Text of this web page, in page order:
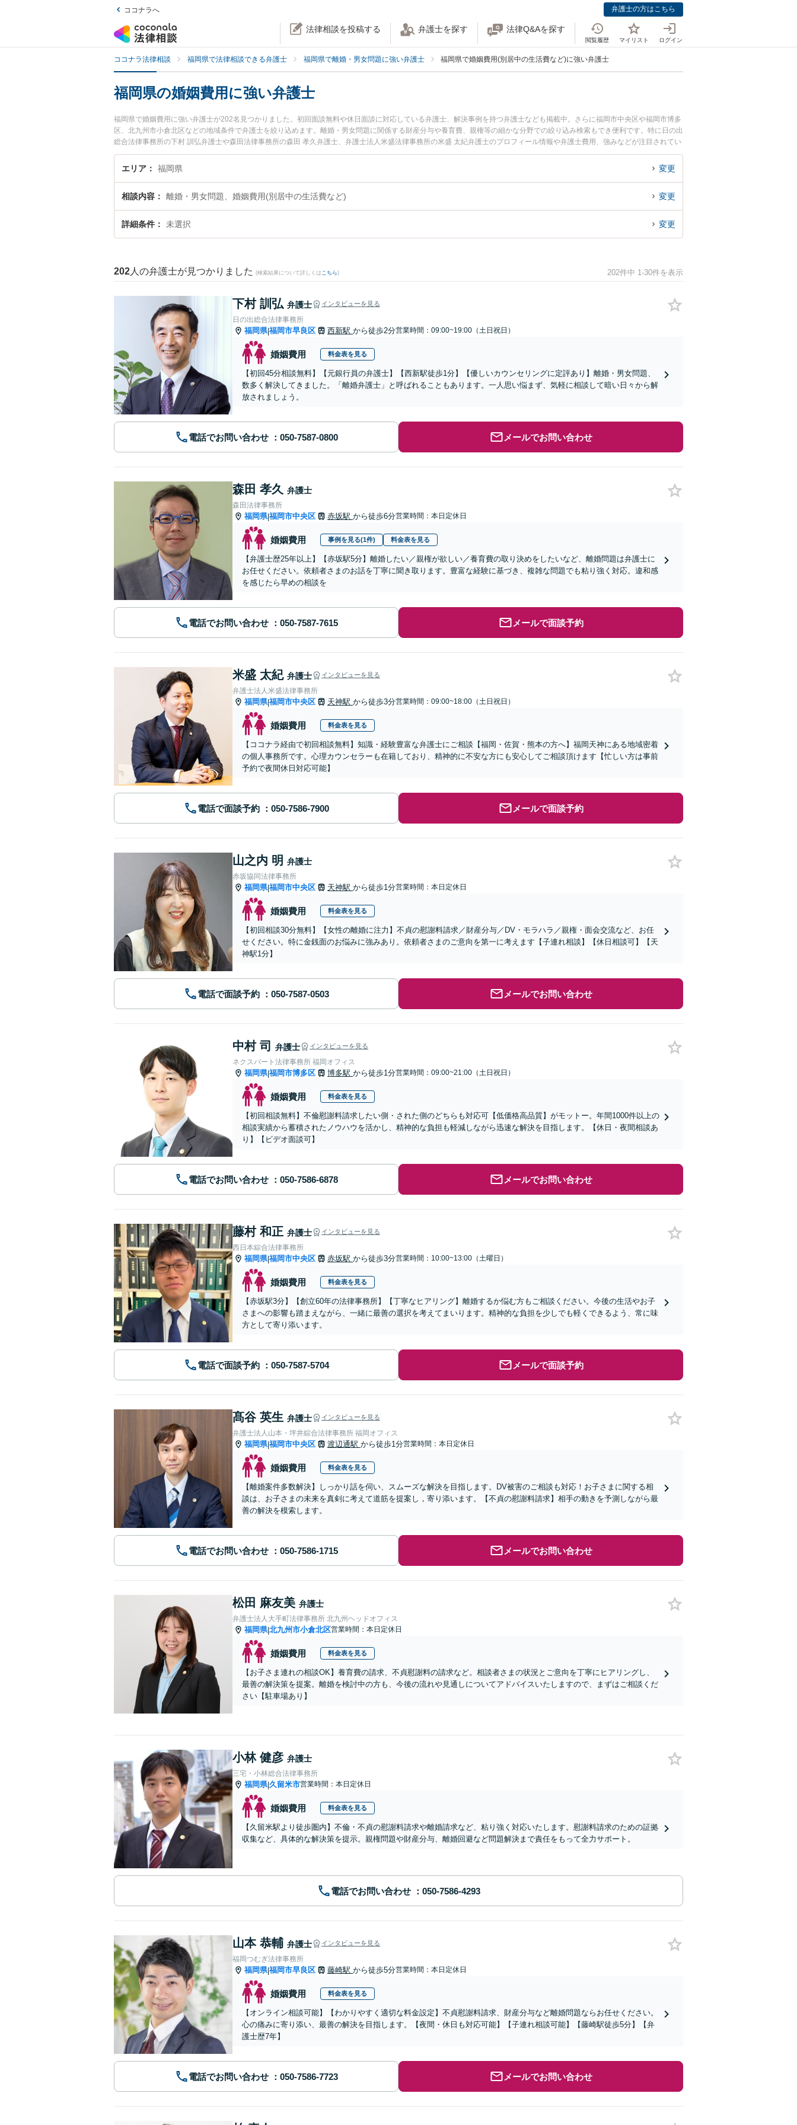
ココナラへ 弁護士の方はこちら
法律相談を投稿する 弁護士を探す 法律Q&Aを探す
閲覧履歴 マイリスト ログイン
ココナラ法律相談 福岡県で法律相談できる弁護士 福岡県で離婚・男女問題に強い弁護士 福岡県で婚姻費用(別居中の生活費など)に強い弁護士
福岡県の婚姻費用に強い弁護士
福岡県で婚姻費用に強い弁護士が202名見つかりました。初回面談無料や休日面談に対応している弁護士、解決事例を持つ弁護士なども掲載中。さらに福岡市中央区や福岡市博多
区、北九州市小倉北区などの地域条件で弁護士を絞り込めます。離婚・男女問題に関係する財産分与や養育費、親権等の細かな分野での絞り込み検索もでき便利です。特に日の出
総合法律事務所の下村 訓弘弁護士や森田法律事務所の森田 孝久弁護士、弁護士法人米盛法律事務所の米盛 太紀弁護士のプロフィール情報や弁護士費用、強みなどが注目されてい
ます。『福岡県で土日や夜間に発生した婚姻費用のトラブルを今すぐに弁護士に相談したい』『婚姻費用のトラブル解決の実績豊富な近くの弁護士を検索したい』『初回相談無料
で婚姻費用を法律相談できる福岡県内の弁護士に相談予約したい』などでお困りの相談者さんにおすすめです。
エリア 福岡県 変更
相談内容 離婚・男女問題、婚姻費用(別居中の生活費など) 変更
詳細条件 未選択 変更
202 人の弁護士が見つかりました (検索結果について詳しくは こちら) 202件中 1-30件を表示
下村 訓弘 弁護士 インタビューを見る
日の出総合法律事務所
福岡県|福岡市早良区 西新駅 から徒歩2分営業時間：09:00~19:00（土日祝日）
婚姻費用 料金表を見る
【初回45分相談無料】【元銀行員の弁護士】【西新駅徒歩1分】【優しいカウンセリングに定評あり】離婚・男女問題、
数多く解決してきました。「離婚弁護士」と呼ばれることもあります。一人思い悩まず、気軽に相談して暗い日々から解
放されましょう。
電話でお問い合わせ メールでお問い合わせ
森田 孝久 弁護士
森田法律事務所
福岡県|福岡市中央区 赤坂駅 から徒歩6分営業時間：本日定休日
婚姻費用 事例を見る(1件) 料金表を見る
【弁護士歴25年以上】【赤坂駅5分】離婚したい／親権が欲しい／養育費の取り決めをしたいなど、離婚問題は弁護士に
お任せください。依頼者さまのお話を丁寧に聞き取ります。豊富な経験に基づき、複雑な問題でも粘り強く対応。違和感
を感じたら早めの相談を
電話でお問い合わせ メールで面談予約
米盛 太紀 弁護士 インタビューを見る
弁護士法人米盛法律事務所
福岡県|福岡市中央区 天神駅 から徒歩3分営業時間：09:00~18:00（土日祝日）
婚姻費用 料金表を見る
【ココナラ経由で初回相談無料】知識・経験豊富な弁護士にご相談【福岡・佐賀・熊本の方へ】福岡天神にある地域密着
の個人事務所です。心理カウンセラーも在籍しており、精神的に不安な方にも安心してご相談頂けます【忙しい方は事前
予約で夜間休日対応可能】
電話で面談予約 メールで面談予約
山之内 明 弁護士
赤坂協同法律事務所
福岡県|福岡市中央区 天神駅 から徒歩1分営業時間：本日定休日
婚姻費用 料金表を見る
【初回相談30分無料】【女性の離婚に注力】不貞の慰謝料請求／財産分与／DV・モラハラ／親権・面会交流など、お任
せください。特に金銭面のお悩みに強みあり。依頼者さまのご意向を第一に考えます【子連れ相談】【休日相談可】【天
神駅1分】
電話で面談予約 メールでお問い合わせ
中村 司 弁護士 インタビューを見る
ネクスパート法律事務所 福岡オフィス
福岡県|福岡市博多区 博多駅 から徒歩1分営業時間：09:00~21:00（土日祝日）
婚姻費用 料金表を見る
【初回相談無料】不倫慰謝料請求したい側・された側のどちらも対応可【低価格高品質】がモットー。年間1000件以上の
相談実績から蓄積されたノウハウを活かし、精神的な負担も軽減しながら迅速な解決を目指します。【休日・夜間相談あ
り】【ビデオ面談可】
電話でお問い合わせ メールでお問い合わせ
藤村 和正 弁護士 インタビューを見る
西日本綜合法律事務所
福岡県|福岡市中央区 赤坂駅 から徒歩3分営業時間：10:00~13:00（土曜日）
婚姻費用 料金表を見る
【赤坂駅3分】【創立60年の法律事務所】【丁寧なヒアリング】離婚するか悩む方もご相談ください。今後の生活やお子
さまへの影響も踏まえながら、一緒に最善の選択を考えてまいります。精神的な負担を少しでも軽くできるよう、常に味
方として寄り添います。
電話で面談予約 メールで面談予約
髙谷 英生 弁護士 インタビューを見る
弁護士法人山本・坪井綜合法律事務所 福岡オフィス
福岡県|福岡市中央区 渡辺通駅 から徒歩1分営業時間：本日定休日
婚姻費用 料金表を見る
【離婚案件多数解決】しっかり話を伺い、スムーズな解決を目指します。DV被害のご相談も対応！お子さまに関する相
談は、お子さまの未来を真剣に考えて道筋を提案し，寄り添います。【不貞の慰謝料請求】相手の動きを予測しながら最
善の解決を模索します。
電話でお問い合わせ メールでお問い合わせ
松田 麻友美 弁護士
弁護士法人大手町法律事務所 北九州ヘッドオフィス
福岡県|北九州市小倉北区営業時間：本日定休日
婚姻費用 料金表を見る
【お子さま連れの相談OK】養育費の請求、不貞慰謝料の請求など。相談者さまの状況とご意向を丁寧にヒアリングし、
最善の解決策を提案。離婚を検討中の方も、今後の流れや見通しについてアドバイスいたしますので、まずはご相談くだ
さい【駐車場あり】
小林 健彦 弁護士
三宅・小林総合法律事務所
福岡県|久留米市営業時間：本日定休日
婚姻費用 料金表を見る
【久留米駅より徒歩圏内】不倫・不貞の慰謝料請求や離婚請求など、粘り強く対応いたします。慰謝料請求のための証拠
収集など、具体的な解決策を提示。親権問題や財産分与、離婚回避など問題解決まで責任をもって全力サポート。
電話でお問い合わせ
山本 恭輔 弁護士 インタビューを見る
福岡つむぎ法律事務所
福岡県|福岡市早良区 藤崎駅 から徒歩5分営業時間：本日定休日
婚姻費用 料金表を見る
【オンライン相談可能】【わかりやすく適切な料金設定】不貞慰謝料請求、財産分与など離婚問題ならお任せください。
心の痛みに寄り添い、最善の解決を目指します。【夜間・休日も対応可能】【子連れ相談可能】【藤崎駅徒歩5分】【弁
護士歴7年】
電話でお問い合わせ メールでお問い合わせ